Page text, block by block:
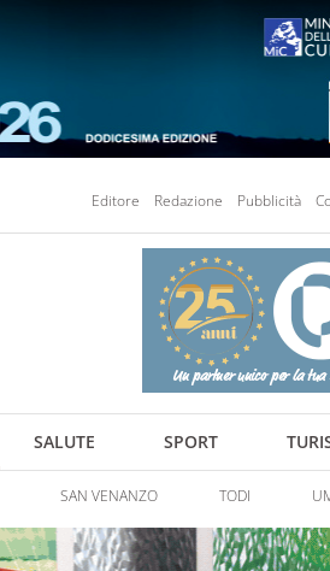
Editore Redazione Pubblicità
SALUTE SPORT
SAN VENANZO TODI